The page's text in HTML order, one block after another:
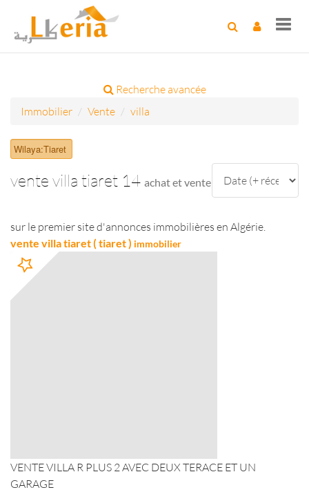
Recherche avancée
Immobilier
Vente villa
Wilaya:Tiaret
vente villa tiaret 14 achat et vente
sur le premier site d'annonces immobilières en Algérie.
vente villa tiaret ( tiaret ) immobilier
VENTE VILLA R PLUS 2 AVEC DEUX TERACE ET UN
GARAGE